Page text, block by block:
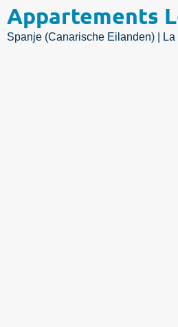
Appartements
Spanje (Canarische Eilanden) |